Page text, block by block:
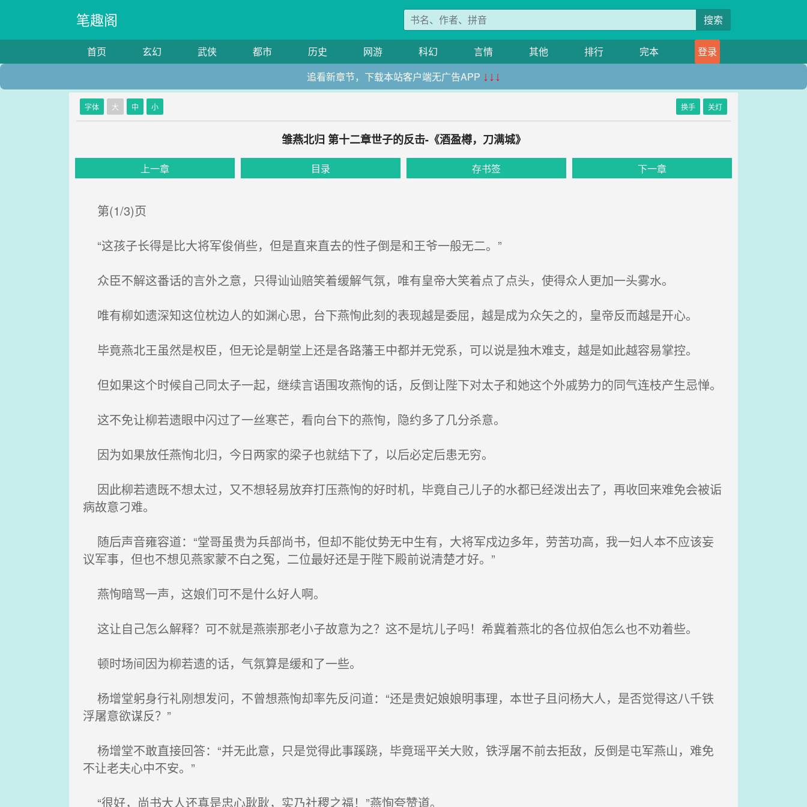
笔趣阁 搜索
首页 玄幻 武侠 都市 历史 网游 科幻 言情 其他 排行 完本
登录
追看新章节，下载本站客户端无广告APP ↓↓↓
字体 大 中 小 换手 关灯
雏燕北归 第十二章世子的反击-《酒盈樽，刀满城》
上一章 目录 存书签 下一章
第(1/3)页
“这孩子长得是比大将军俊俏些，但是直来直去的性子倒是和王爷一般无二。”
众臣不解这番话的言外之意，只得讪讪赔笑着缓解气氛，唯有皇帝大笑着点了点头，使得众人更加一头雾水。
唯有柳如遗深知这位枕边人的如渊心思，台下燕恂此刻的表现越是委屈，越是成为众矢之的，皇帝反而越是开心。
毕竟燕北王虽然是权臣，但无论是朝堂上还是各路藩王中都并无党系，可以说是独木难支，越是如此越容易掌控。
但如果这个时候自己同太子一起，继续言语围攻燕恂的话，反倒让陛下对太子和她这个外戚势力的同气连枝产生忌惮。
这不免让柳若遗眼中闪过了一丝寒芒，看向台下的燕恂，隐约多了几分杀意。
因为如果放任燕恂北归，今日两家的梁子也就结下了，以后必定后患无穷。
因此柳若遗既不想太过，又不想轻易放弃打压燕恂的好时机，毕竟自己儿子的水都已经泼出去了，再收回来难免会被诟
病故意刁难。
随后声音雍容道：“堂哥虽贵为兵部尚书，但却不能仗势无中生有，大将军戍边多年，劳苦功高，我一妇人本不应该妄
议军事，但也不想见燕家蒙不白之冤，二位最好还是于陛下殿前说清楚才好。”
燕恂暗骂一声，这娘们可不是什么好人啊。
这让自己怎么解释？可不就是燕崇那老小子故意为之？这不是坑儿子吗！希冀着燕北的各位叔伯怎么也不劝着些。
顿时场间因为柳若遗的话，气氛算是缓和了一些。
杨增堂躬身行礼刚想发问，不曾想燕恂却率先反问道：“还是贵妃娘娘明事理，本世子且问杨大人，是否觉得这八千铁
浮屠意欲谋反？”
杨增堂不敢直接回答：“并无此意，只是觉得此事蹊跷，毕竟瑶平关大败，铁浮屠不前去拒敌，反倒是屯军燕山，难免
不让老夫心中不安。”
“很好，尚书大人还真是忠心耿耿，实乃社稷之福！”燕恂夸赞道。